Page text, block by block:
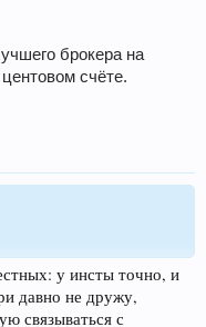
брокера на
счёте.
у инсты точно, и
давно не дружу,
связываться с